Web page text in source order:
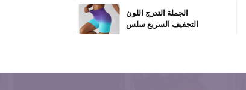
الجملة التدرج اللون
التجفيف السريع سلس